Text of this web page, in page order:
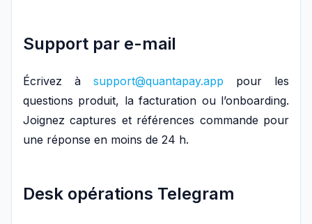
Support par e-mail
Écrivez à support@quantapay.app pour les
questions produit, la facturation ou l’onboarding.
Joignez captures et références commande pour
une réponse en moins de 24 h.
Desk opérations Telegram